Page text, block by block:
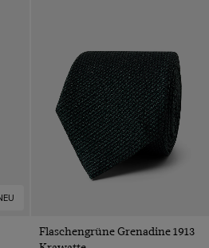
Flaschengrüne Grenadine 1913